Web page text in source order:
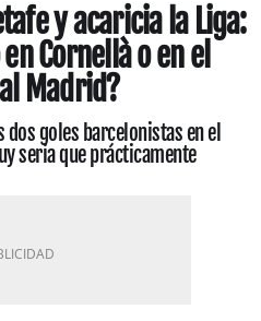
y acaricia la Liga:
Cornellà o en el
Madrid?
goles barcelonistas en el
seria que prácticamente